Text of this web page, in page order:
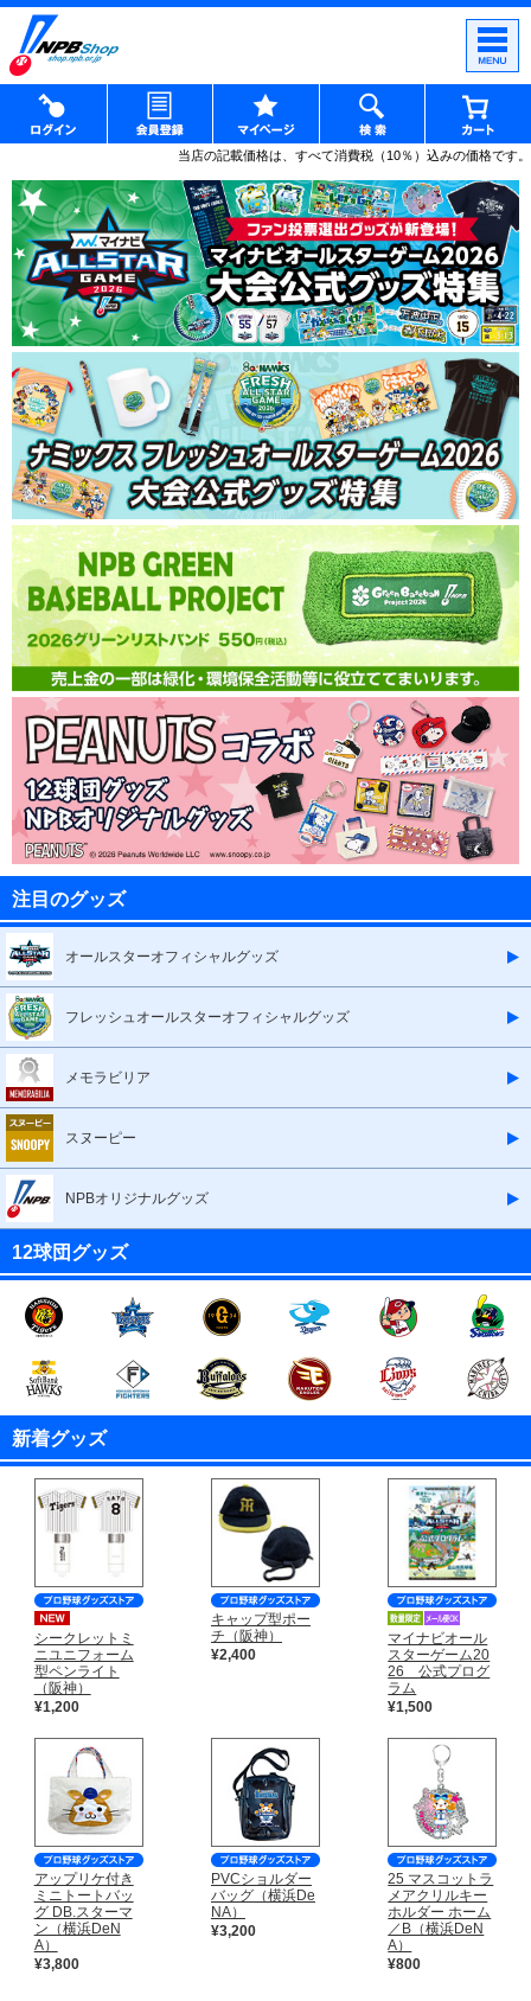
当店の記載価格は、すべて消費税（10％）込みの価格です。
注目のグッズ
オールスターオフィシャルグッズ
フレッシュオールスターオフィシャルグッズ
メモラビリア
スヌーピー
NPBオリジナルグッズ
12球団グッズ
新着グッズ
シークレットミ
ニユニフォーム
型ペンライト
（阪神）
¥1,200
キャップ型ポー
チ（阪神）
¥2,400
マイナビオール
スターゲーム20
26 公式プログ
ラム
¥1,500
アップリケ付き
ミニトートバッ
グ DB.スターマ
ン（横浜DeN
A）
¥3,800
PVCショルダー
バッグ（横浜De
NA）
¥3,200
25 マスコットラ
メアクリルキー
ホルダー ホーム
／B（横浜DeN
A）
¥800